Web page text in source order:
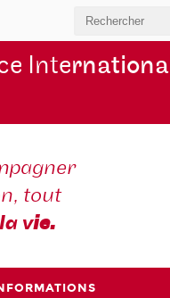
Inte
tout
la vie.